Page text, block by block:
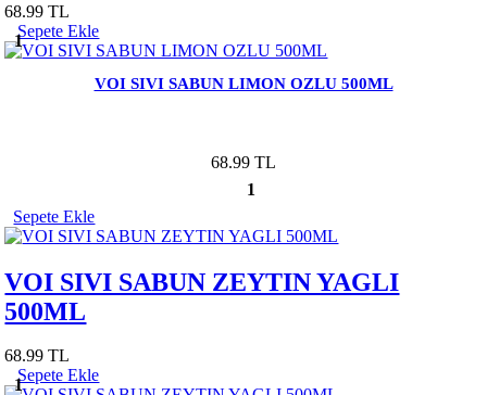
68.99 TL
1
Sepete Ekle
VOI SIVI SABUN LIMON OZLU 500ML
68.99 TL
1
Sepete Ekle
VOI SIVI SABUN ZEYTIN YAGLI
500ML
68.99 TL
1
Sepete Ekle